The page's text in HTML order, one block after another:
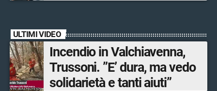
musica dal vivo
ULTIMI VIDEO
Incendio in Valchiavenna,
Trussoni. ”E’ dura, ma vedo
solidarietà e tanti aiuti”